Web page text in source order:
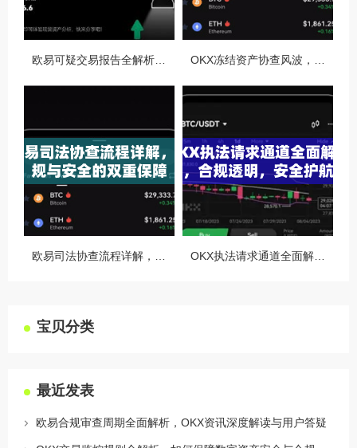
宝贝分类
最近发表
欧易合规审查周期全面解析，OKX资讯深度解读与用户答疑